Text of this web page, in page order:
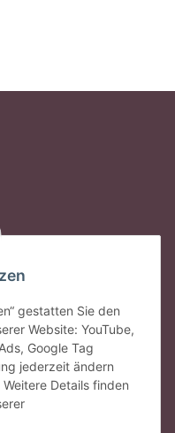
gestatten Sie den
Website: YouTube,
Google Tag
jederzeit ändern
Details finden